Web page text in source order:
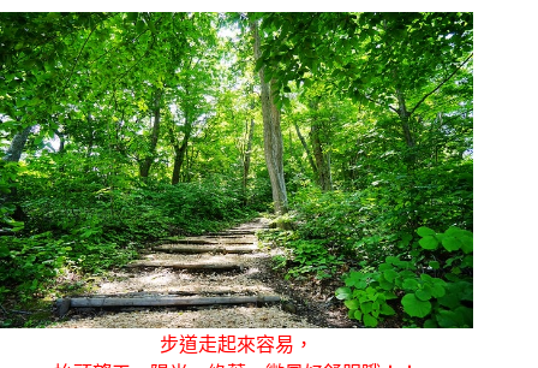
步道走起來容易，